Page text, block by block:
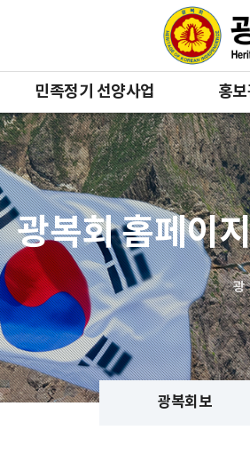
민족정기 선양사업 홍
광복회 홈페이
광복회보